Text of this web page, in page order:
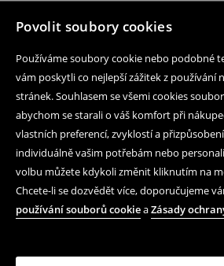
Povolit soubory cookies
Používáme soubory cookie nebo podobné
vám poskytli co nejlepší zážitek z používání
stránek. Souhlasem se všemi cookies
abychom se starali o váš komfort při
vlastních preferencí, zvyklostí a
individuálně vašim potřebám nebo
volbu můžete kdykoli změnit kliknutím na
Chcete-li se dozvědět více, doporučujeme
používání souborů cookieaZásady